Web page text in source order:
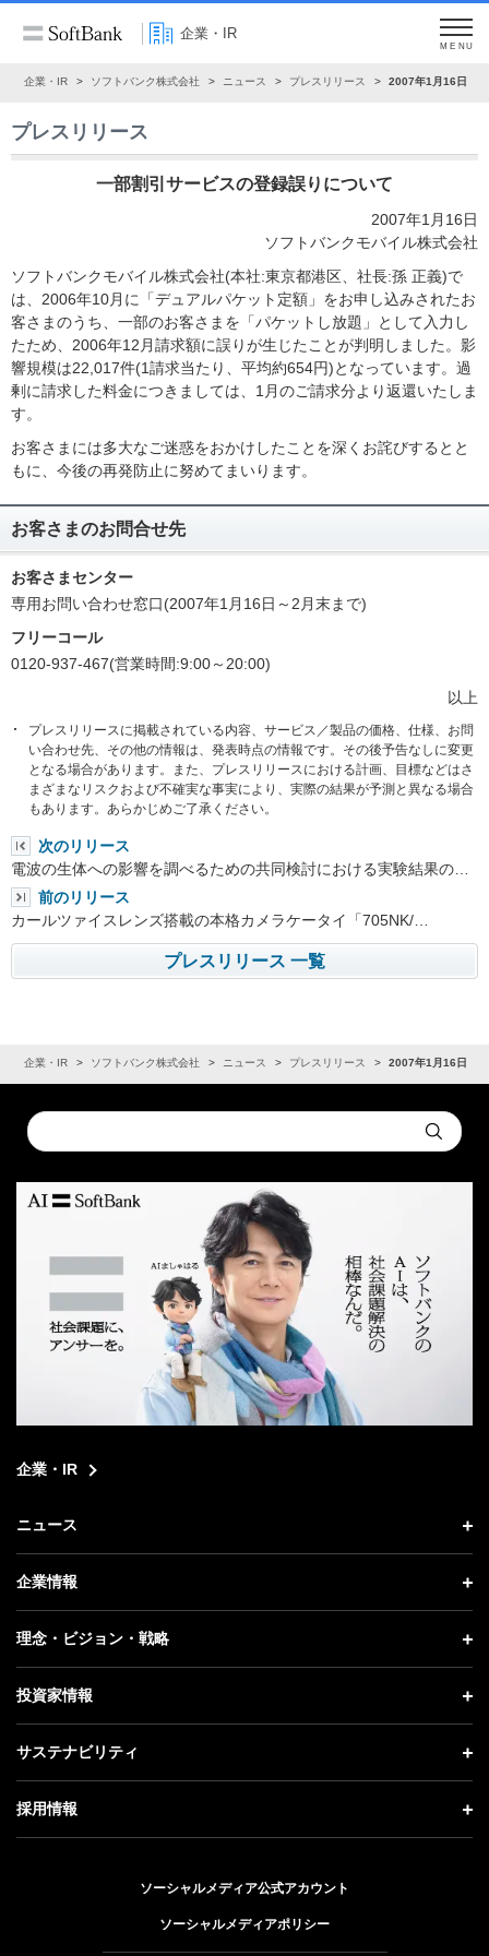
企業・IR
MENU
企業・IR ソフトバンク株式会社 ニュース プレスリリース 2007年1月16日
プレスリリース
一部割引サービスの登録誤りについて
2007年1月16日
ソフトバンクモバイル株式会社
ソフトバンクモバイル株式会社(本社:東京都港区、社長:孫 正義)で
は、2006年10月に「デュアルパケット定額」をお申し込みされたお
客さまのうち、一部のお客さまを「パケットし放題」として入力し
たため、2006年12月請求額に誤りが生じたことが判明しました。影
響規模は22,017件(1請求当たり、平均約654円)となっています。過
剰に請求した料金につきましては、1月のご請求分より返還いたしま
す。
お客さまには多大なご迷惑をおかけしたことを深くお詫びするとと
もに、今後の再発防止に努めてまいります。
お客さまのお問合せ先
お客さまセンター
専用お問い合わせ窓口(2007年1月16日～2月末まで)
フリーコール
0120-937-467(営業時間:9:00～20:00)
以上
プレスリリースに掲載されている内容、サービス／製品の価格、仕様、お問
い合わせ先、その他の情報は、発表時点の情報です。その後予告なしに変更
となる場合があります。また、プレスリリースにおける計画、目標などはさ
まざまなリスクおよび不確実な事実により、実際の結果が予測と異なる場合
もあります。あらかじめご了承ください。
次のリリース
電波の生体への影響を調べるための共同検討における実験結果の…
前のリリース
カールツァイスレンズ搭載の本格カメラケータイ「705NK/…
プレスリリース 一覧
企業・IR ソフトバンク株式会社 ニュース プレスリリース 2007年1月16日
Conduct
a
Submit
企業・IR
ニュース
ニュース トップ
プレスリリース
更新情報
記者説明会
企業情報
企業情報 トップ
社長メッセージ
事業紹介
ガバナンス
理念・ビジョン・戦略
理念・ビジョン・戦略 トップ
成長戦略「Activate AI for Society」
人材戦略
投資家情報
投資家情報 トップ
経営方針
個人投資家の皆さまへ
サステナビリティ
サステナビリティ トップ
トップメッセージ
ESG方針・体制
採用情報
ソーシャルメディア公式アカウント
ソーシャルメディアポリシー